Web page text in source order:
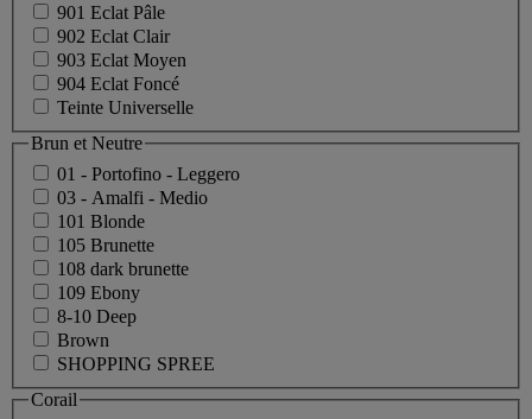
901 Eclat Pâle
902 Eclat Clair
903 Eclat Moyen
904 Eclat Foncé
Teinte Universelle
Brun et Neutre
01 - Portofino - Leggero
03 - Amalfi - Medio
101 Blonde
105 Brunette
108 dark brunette
109 Ebony
8-10 Deep
Brown
SHOPPING SPREE
Corail